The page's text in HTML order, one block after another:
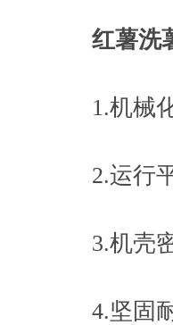
红薯洗
1.机械化
2.运行平
3.机壳密
4.坚固耐